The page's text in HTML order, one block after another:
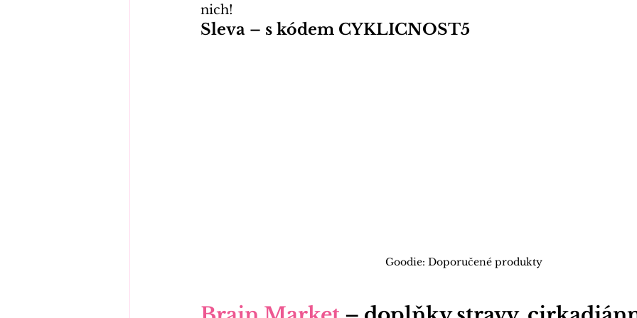
nich!
Sleva – s kódem CYKLICNOST5
Goodie: Doporučené produkty